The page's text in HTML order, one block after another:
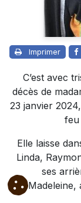
Imprimer
C’est avec
décès de
23 janvier
feu
Elle laisse
Linda,
ses
Madeleine,